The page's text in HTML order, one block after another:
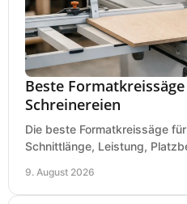
Beste
Schreinereien
Die beste Formatkreissäge
Schnittlänge, Leistung,
9. August 2026